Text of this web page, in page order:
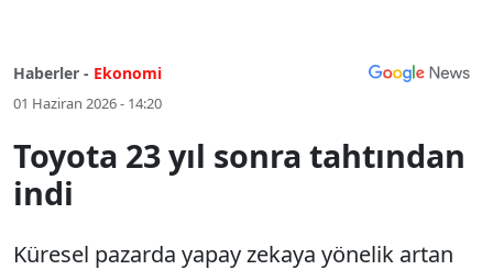
Haberler - Ekonomi
01 Haziran 2026 - 14:20
Toyota 23 yıl sonra tahtından
indi
Küresel pazarda yapay zekaya yönelik artan